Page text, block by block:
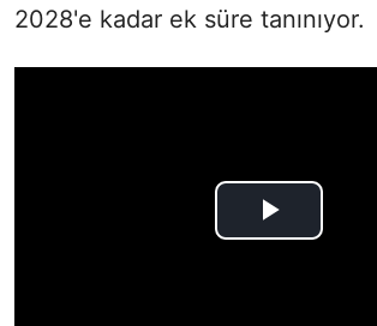
2028'e kadar ek süre tanınıyor.